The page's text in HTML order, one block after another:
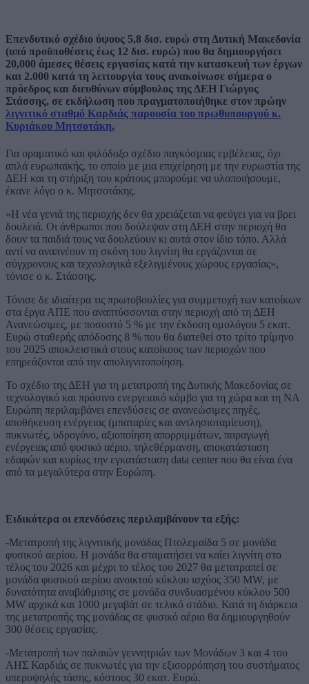
Επενδυτικό σχέδιο ύψους 5,8 δισ. ευρώ στη Δυτική Μακεδονία
(υπό προϋποθέσεις έως 12 δισ. ευρώ) που θα δημιουργήσει
20,000 άμεσες θέσεις εργασίας κατά την κατασκευή των έργων
και 2.000 κατά τη λειτουργία τους ανακοίνωσε σήμερα ο
πρόεδρος και διευθύνων σύμβουλος της ΔΕΗ Γιώργος
Στάσσης, σε εκδήλωση που πραγματοποιήθηκε στον πρώην
λιγνιτικό σταθμό Καρδιάς παρουσία του πρωθυπουργού κ.
Κυριάκου Μητσοτάκη.
Για οραματικό και φιλόδοξο σχέδιο παγκόσμιας εμβέλειας, όχι
απλά ευρωπαϊκής, το οποίο με μια επιχείρηση με την ευρωστία της
ΔΕΗ και τη στήριξη του κράτους μπορούμε να υλοποιήσουμε,
έκανε λόγο ο κ. Μητσοτάκης.
«Η νέα γενιά της περιοχής δεν θα χρειάζεται να φεύγει για να βρει
δουλειά. Οι άνθρωποι που δούλεψαν στη ΔΕΗ στην περιοχή θα
δουν τα παιδιά τους να δουλεύουν κι αυτά στον ίδιο τόπο. Αλλά
αντί να αναπνέουν τη σκόνη του λιγνίτη θα εργάζονται σε
σύγχρονους και τεχνολογικά εξελιγμένους χώρους εργασίας»,
τόνισε ο κ. Στάσσης.
Τόνισε δε ιδιαίτερα τις πρωτοβουλίες για συμμετοχή των κατοίκων
στα έργα ΑΠΕ που αναπτύσσονται στην περιοχή από τη ΔΕΗ
Ανανεώσιμες, με ποσοστό 5 % με την έκδοση ομολόγου 5 εκατ.
Ευρώ σταθερής απόδοσης 8 % που θα διατεθεί στο τρίτο τρίμηνο
του 2025 αποκλειστικά στους κατοίκους των περιοχών που
επηρεάζονται από την απολιγνιτοποίηση.
Το σχέδιο της ΔΕΗ για τη μετατροπή της Δυτικής Μακεδονίας σε
τεχνολογικό και πράσινο ενεργειακό κόμβο για τη χώρα και τη ΝΑ
Ευρώπη περιλαμβάνει επενδύσεις σε ανανεώσιμες πηγές,
αποθήκευση ενέργειας (μπαταρίες και αντλησιοταμίευση),
πυκνωτές, υδρογόνο, αξιοποίηση απορριμμάτων, παραγωγή
ενέργειας από φυσικό αέριο, τηλεθέρμανση, αποκατάσταση
εδαφών και κυρίως την εγκατάσταση data center που θα είναι ένα
από τα μεγαλύτερα στην Ευρώπη.
Ειδικότερα οι επενδύσεις περιλαμβάνουν τα εξής:
-Μετατροπή της λιγνιτικής μονάδας Πτολεμαίδα 5 σε μονάδα
φυσικού αερίου. Η μονάδα θα σταματήσει να καίει λιγνίτη στο
τέλος του 2026 και μέχρι το τέλος του 2027 θα μετατραπεί σε
μονάδα φυσικού αερίου ανοικτού κύκλου ισχύος 350 MW, με
δυνατότητα αναβάθμισης σε μονάδα συνδυασμένου κύκλου 500
MW αρχικά και 1000 μεγαβάτ σε τελικό στάδιο. Κατά τη διάρκεια
της μετατροπής της μονάδας σε φυσικό αέριο θα δημιουργηθούν
300 θέσεις εργασίας.
-Μετατροπή των παλαιών γεννητριών των Μονάδων 3 και 4 του
ΑΗΣ Καρδιάς σε πυκνωτές για την εξισορρόπηση του συστήματος
υπερυψηλής τάσης, κόστους 30 εκατ. Ευρώ.